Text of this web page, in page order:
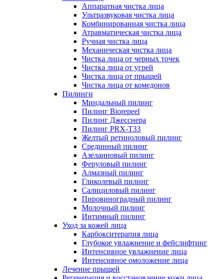
Аппаратная чистка лица
Ультразвуковая чистка лица
Комбинированная чистка лица
Атравматическая чистка лица
Ручная чистка лица
Механическая чистка лица
Чистка лица от черных точек
Чистка лица от угрей
Чистка лица от прыщей
Чистка лица от комедонов
Пилинги
Миндальный пилинг
Пилинг Biorepeel
Пилинг Джесснера
Пилинг PRX-T33
Желтый ретиноловый пилинг
Срединный пилинг
Азелаиновый пилинг
Феруловый пилинг
Алмазный пилинг
Гликолевый пилинг
Салициловый пилинг
Пировиноградный пилинг
Молочный пилинг
Интимный пилинг
Уход за кожей лица
Карбокситерапия лица
Глубокое увлажнение и фейслифтинг
Интенсивное увлажнение лица
Интенсивное омоложение лица
Лечение прыщей